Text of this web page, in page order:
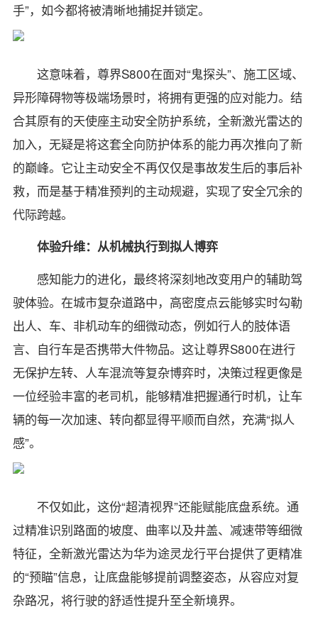
手”，如今都将被清晰地捕捉并锁定。
这意味着，尊界S800在面对“鬼探头”、施工区域、
异形障碍物等极端场景时，将拥有更强的应对能力。结
合其原有的天使座主动安全防护系统，全新激光雷达的
加入，无疑是将这套全向防护体系的能力再次推向了新
的巅峰。它让主动安全不再仅仅是事故发生后的事后补
救，而是基于精准预判的主动规避，实现了安全冗余的
代际跨越。
体验升维：从机械执行到拟人博弈
感知能力的进化，最终将深刻地改变用户的辅助驾
驶体验。在城市复杂道路中，高密度点云能够实时勾勒
出人、车、非机动车的细微动态，例如行人的肢体语
言、自行车是否携带大件物品。这让尊界S800在进行
无保护左转、人车混流等复杂博弈时，决策过程更像是
一位经验丰富的老司机，能够精准把握通行时机，让车
辆的每一次加速、转向都显得平顺而自然，充满“拟人
感”。
不仅如此，这份“超清视界”还能赋能底盘系统。通
过精准识别路面的坡度、曲率以及井盖、减速带等细微
特征，全新激光雷达为华为途灵龙行平台提供了更精准
的“预瞄”信息，让底盘能够提前调整姿态，从容应对复
杂路况，将行驶的舒适性提升至全新境界。